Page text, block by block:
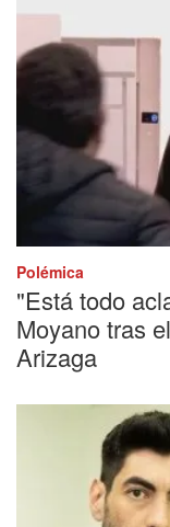
Polémica
"Está todo
Moyano tras
Arizaga